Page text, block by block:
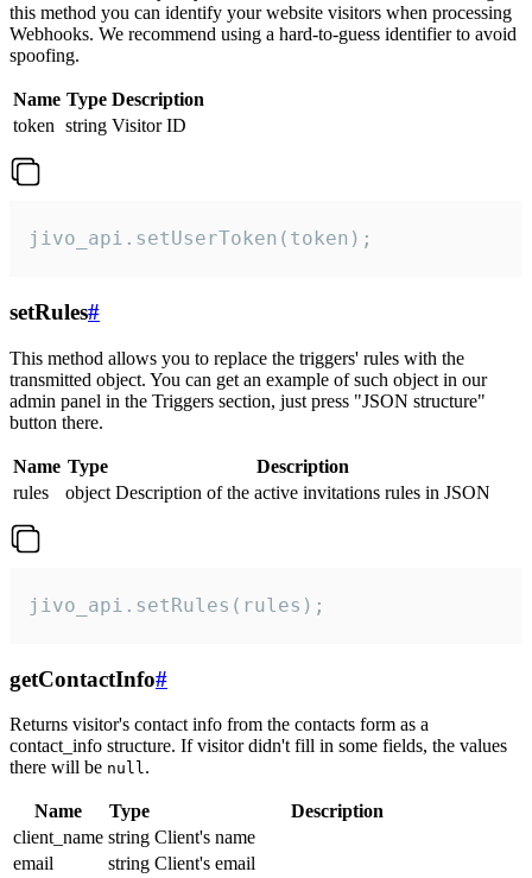
this method you can identify your website visitors when processing
Webhooks. We recommend using a hard-to-guess identifier to avoid
spoofing.
Name Type Description
token string Visitor ID
jivo_api.setUserToken(token);
setRules#
This method allows you to replace the triggers' rules with the
transmitted object. You can get an example of such object in our
admin panel in the Triggers section, just press "JSON structure"
button there.
Name Type
Description
rules
object Description of the active invitations rules in JSON
jivo_api.setRules(rules);
getContactInfo#
Returns visitor's contact info from the contacts form as a
contact_info structure. If visitor didn't fill in some fields, the values
there will be null.
Name Type
Description
client_name string Client's name
email
string Client's email